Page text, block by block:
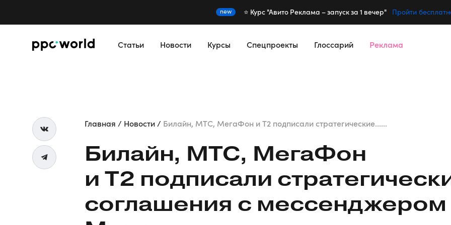
new ⭐️ Курс "Авито Реклама – запуск за 1 вечер" Пройти
Статьи Новости Курсы Спецпроекты Глоссарий Реклама
Главная Новости Билайн, МТС, МегаФон и T2 подписали стратегические......
Билайн, МТС, МегаФон
и T2 подписали
соглашения с мессенджером